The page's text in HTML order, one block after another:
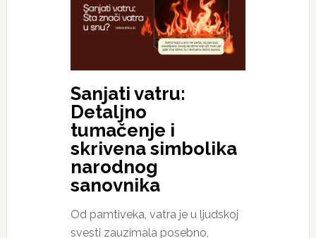
Sanjati vatru:
Detaljno
tumačenje i
skrivena simbolika
narodnog
sanovnika
Od pamtiveka, vatra je u ljudskoj
svesti zauzimala posebno,